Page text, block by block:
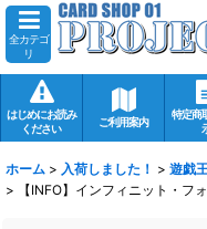
全カテゴ
リ
はじめにお読み
ください
ご利用案内
特定商
ホーム > 入荷しました！ > 遊戯
>
【INFO】インフィニット・フ